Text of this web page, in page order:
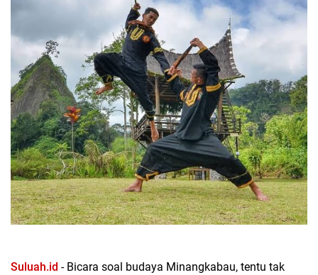
Suluah.id - Bicara soal budaya Minangkabau, tentu tak